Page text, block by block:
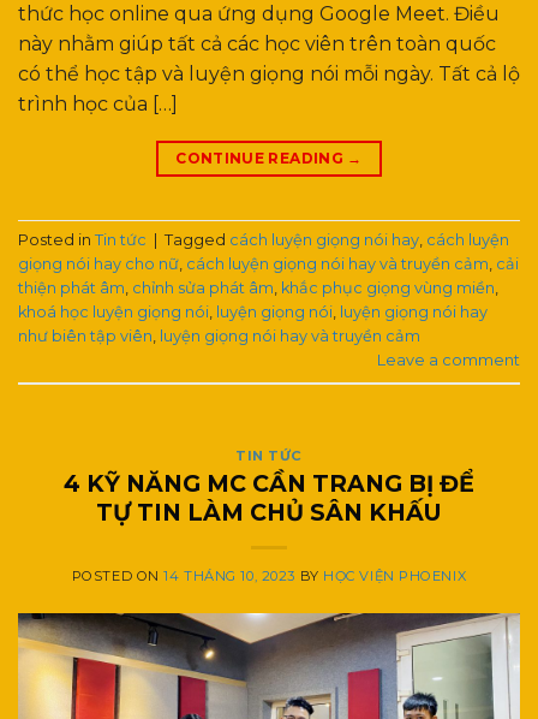
thức học online qua ứng dụng Google Meet. Điều
này nhằm giúp tất cả các học viên trên toàn quốc
có thể học tập và luyện giọng nói mỗi ngày. Tất cả lộ
trình học của […]
CONTINUE READING →
Posted in Tin tức Tagged cách luyện giọng nói hay, cách luyện
giọng nói hay cho nữ, cách luyện giọng nói hay và truyền cảm, cải
thiện phát âm, chỉnh sửa phát âm, khắc phục giọng vùng miền,
khoá học luyện giọng nói, luyện giọng nói, luyện giọng nói hay
như biên tập viên, luyện giọng nói hay và truyền cảm
Leave a comment
TIN TỨC
4 KỸ NĂNG MC CẦN TRANG BỊ ĐỂ
TỰ TIN LÀM CHỦ SÂN KHẤU
POSTED ON14 THÁNG 10, 2023 BY HỌC VIỆN PHOENIX